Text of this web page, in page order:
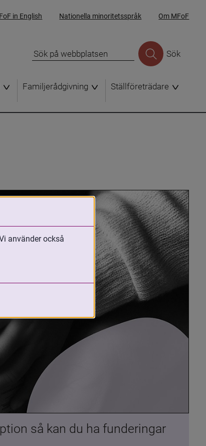
in English Nationella minoritetsspråk Om MFoF
Sök
Familjerådgivning Ställföreträdare
så kan du ha funderingar
använder också